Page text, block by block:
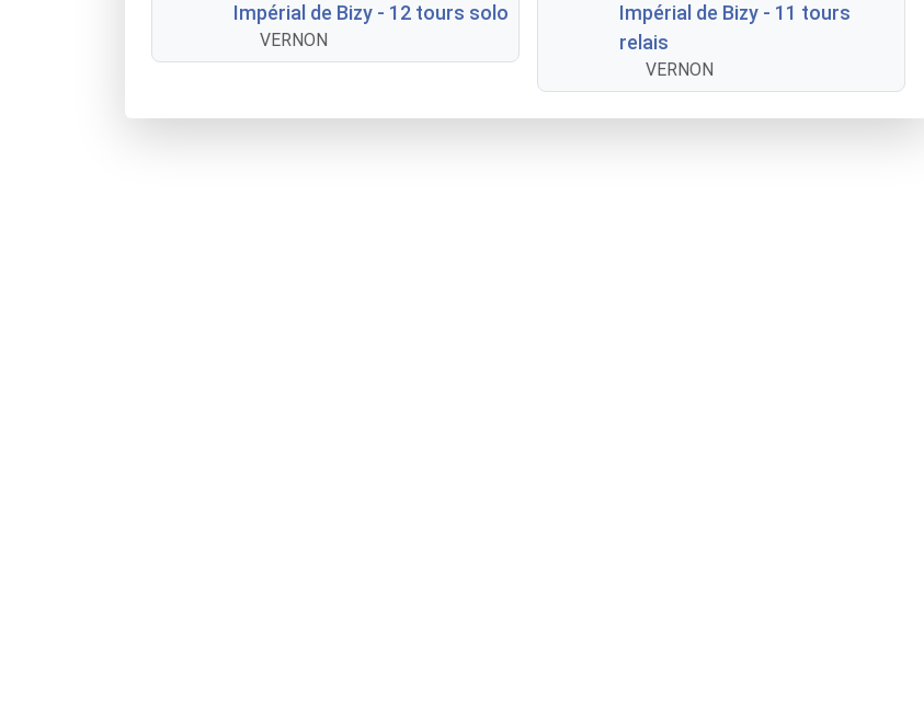
Impérial de Bizy - 12 tours solo
VERNON
Impérial de Bizy - 11 tours
relais
VERNON